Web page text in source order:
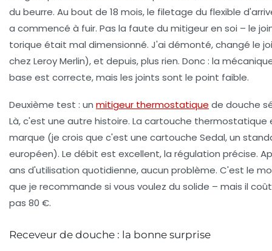
du beurre. Au bout de 18 mois, le filetage du flexible
a commencé à fuir. Pas la faute du mitigeur en soi – le
torique était mal dimensionné. J'ai démonté, changé le
chez Leroy Merlin), et depuis, plus rien. Donc : la
base est correcte, mais les joints sont le point faible.
Deuxième test : un mitigeur thermostatique de douche
Là, c'est une autre histoire. La cartouche thermostatique
marque (je crois que c'est une cartouche Sedal, un
européen). Le débit est excellent, la régulation précise.
ans d'utilisation quotidienne, aucun problème. C'est le
que je recommande si vous voulez du solide – mais il
pas 80 €.
Receveur de douche : la bonne surprise